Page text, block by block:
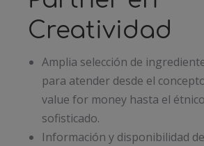
Creatividad
Amplia selección de
para atender desde el
value for money hasta el
sofisticado.
Información y disponibilidad